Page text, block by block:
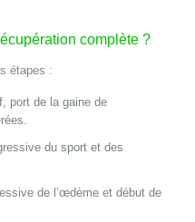
complète ?
étapes :
port de la gaine de
du sport et des
de l’œdème et début de